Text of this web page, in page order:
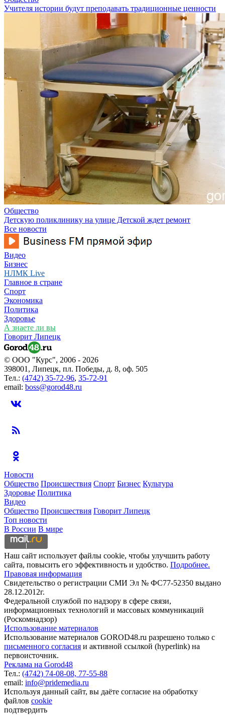
Учителя истории будут преподавать традиционные ценности
Общество
Детскую поликлинику на улице Детской ждет ремонт
Все новости
Видео
Бизнес
НЛМК Live
Главное в стране
Спорт
Экономика
Политика
Здоровье
А знаете ли вы
Говорит Липецк
© ООО "Курс", 2006 - 2026
398001, Липецк, пл. Победы, д. 8, оф. 505
Тел.: (4742) 35-72-96, 35-72-91
email: boss@gorod48.ru
Новости
Общество Происшествия Спорт Бизнес Культура
Здоровье Политика
Видео
Общество Происшествия Говорит Липецк
Топ новости
В России В мире
Наш сайт использует файлы cookie, чтобы улучшить работу
сайта, повысить его эффективность и удобство. Подробнее.
Правовая информация
Свидетельство о регистрации СМИ Эл № ФС77-52350 выдано
28.12.2012г.
Федеральной службой по надзору в сфере связи,
информационных технологий и массовых коммуникаций
(Роскомнадзор)
Использование материалов
Использование материалов GOROD48.ru разрешено только с
письменного согласия и активной ссылкой (hyperlink) на
первоисточник.
Реклама на Gorod48
Тел.: (4742) 74-08-08, 77-55-88
email: info@pridemedia.ru
Используя данный сайт, вы даёте согласие на обработку
файлов cookie
подтвердить